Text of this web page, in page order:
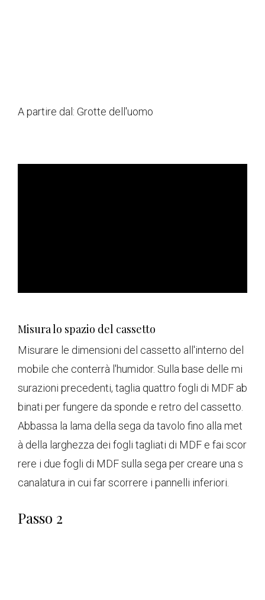
A partire dal: Grotte dell'uomo
Misura lo spazio del cassetto
Misurare le dimensioni del cassetto all'interno del
mobile che conterrà l'humidor. Sulla base delle mi
surazioni precedenti, taglia quattro fogli di MDF ab
binati per fungere da sponde e retro del cassetto.
Abbassa la lama della sega da tavolo fino alla met
à della larghezza dei fogli tagliati di MDF e fai scor
rere i due fogli di MDF sulla sega per creare una s
canalatura in cui far scorrere i pannelli inferiori.
Passo 2